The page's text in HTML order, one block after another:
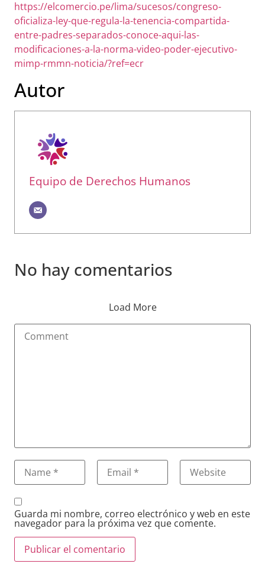
https://elcomercio.pe/lima/sucesos/congreso-
oficializa-ley-que-regula-la-tenencia-compartida-
entre-padres-separados-conoce-aqui-las-
modificaciones-a-la-norma-video-poder-ejecutivo-
mimp-rmmn-noticia/?ref=ecr
Autor
Equipo de Derechos Humanos
No hay comentarios
Load More
Guarda mi nombre, correo electrónico y web en este
navegador para la próxima vez que comente.